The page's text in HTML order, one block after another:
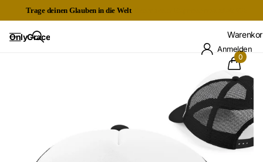
Trage deinen Glauben in die Welt
OnlyGrace
Anmelden
0